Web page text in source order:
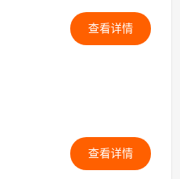
查看详情
查看详情